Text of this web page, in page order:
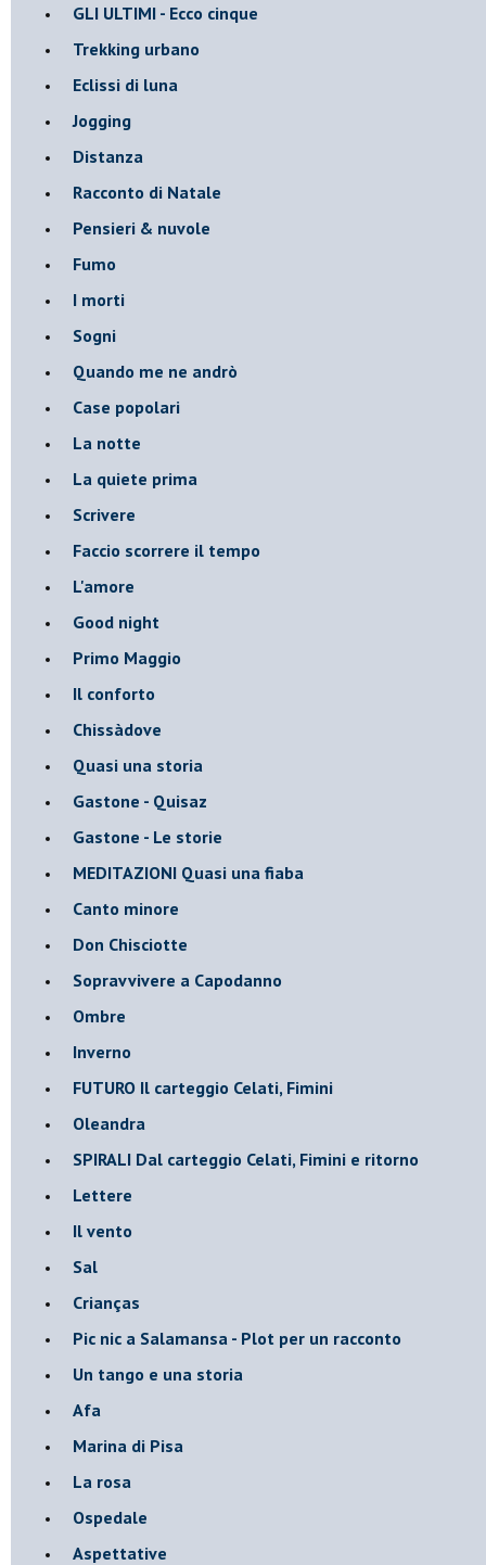
GLI ULTIMI - Ecco cinque
Trekking urbano
Eclissi di luna
Jogging
Distanza
Racconto di Natale
Pensieri & nuvole
Fumo
I morti
Sogni
Quando me ne andrò
Case popolari
La notte
La quiete prima
Scrivere
Faccio scorrere il tempo
L'amore
Good night
Primo Maggio
Il conforto
Chissàdove
Quasi una storia
Gastone - Quisaz
Gastone - Le storie
MEDITAZIONI Quasi una fiaba
Canto minore
Don Chisciotte
Sopravvivere a Capodanno
Ombre
Inverno
FUTURO Il carteggio Celati, Fimini
Oleandra
SPIRALI Dal carteggio Celati, Fimini e ritorno
Lettere
Il vento
Sal
Crianças
Pic nic a Salamansa - Plot per un racconto
Un tango e una storia
Afa
Marina di Pisa
La rosa
Ospedale
Aspettative